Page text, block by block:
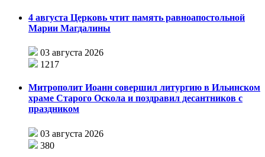
4 августа Церковь чтит память равноапостольной
Марии Магдалины
03 августа 2026
1217
Митрополит Иоанн совершил литургию в Ильинском
храме Старого Оскола и поздравил десантников с
праздником
03 августа 2026
380